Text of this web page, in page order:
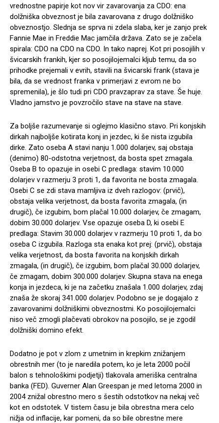
vrednostne papirje kot nov vir zavarovanja za CDO: ena
dolžniška obveznost je bila zavarovana z drugo dolžniško
obveznostjo. Slednja se sprva ni zdela slaba, ker je zanjo prek
Fannie Mae in Freddie Mac jamčila država. Zato se je začela
spirala: CDO na CDO na CDO. In tako naprej. Kot pri posojilih v
švicarskih frankih, kjer so posojilojemalci kljub temu, da so
prihodke prejemali v evrih, stavili na švicarski frank (stava je
bila, da se vrednost franka v primerjavi z evrom ne bo
spremenila), je šlo tudi pri CDO pravzaprav za stave. Še huje.
Vladno jamstvo je povzročilo stave na stave na stave.
Za boljše razumevanje si oglejmo klasično stavo. Pri konjskih
dirkah najboljše kotirata konj in jezdec, ki še nista izgubila
dirke. Zato oseba A stavi nanju 1.000 dolarjev, saj obstaja
(denimo) 80-odstotna verjetnost, da bosta spet zmagala.
Oseba B to opazuje in osebi C predlaga: stavim 10.000
dolarjev v razmerju 3 proti 1, da favorita ne bosta zmagala.
Osebi C se zdi stava mamljiva iz dveh razlogov: (prvič),
obstaja velika verjetnost, da bosta favorita zmagala, (in
drugič), če izgubim, bom plačal 10.000 dolarjev, če zmagam,
dobim 30.000 dolarjev. Vse opazuje oseba D, ki osebi E
predlaga: Stavim 30.000 dolarjev v razmerju 10 proti 1, da bo
oseba C izgubila. Razloga sta enaka kot prej: (prvič), obstaja
velika verjetnost, da bosta favorita na konjskih dirkah
zmagala, (in drugič), če izgubim, bom plačal 30.000 dolarjev,
če zmagam, dobim 300.000 dolarjev. Skupna stava na enega
konja in jezdeca, ki je na začetku znašala 1.000 dolarjev, zdaj
znaša že skoraj 341.000 dolarjev. Podobno se je dogajalo z
zavarovanimi dolžniškimi obveznostmi. Ko posojilojemalci
niso več zmogli plačevati obrokov na posojilo, se je zgodil
dolžniški domino efekt.
Dodatno je pot v zlom z umetnim in krepkim znižanjem
obrestnih mer (to je naredila potem, ko je leta 2000 počil
balon s tehnološkimi podjetji) tlakovala ameriška centralna
banka (FED). Guverner Alan Greespan je med letoma 2000 in
2004 znižal obrestno mero s šestih odstotkov na nekaj več
kot en odstotek. V tistem času je bila obrestna mera celo
nižja od inflacije, kar pomeni, da so bile obrestne mere